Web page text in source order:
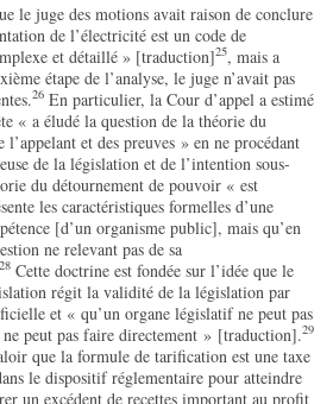
le juge des motions avait raison de conclure
de l’électricité est un code de
et détaillé » [traduction]25, mais a
étape de l’analyse, le juge n’avait pas
26 En particulier, la Cour d’appel a estimé
« a éludé la question de la théorie du
et des preuves » en ne procédant
de la législation et de l’intention sous-
du détournement de pouvoir « est
les caractéristiques formelles d’une
[d’un organisme public], mais qu’en
ne relevant pas de sa
28 Cette doctrine est fondée sur l’idée que le
régit la validité de la législation par
et « qu’un organe législatif ne peut pas
peut pas faire directement » [traduction].29
que la formule de tarification est une taxe
le dispositif réglementaire pour atteindre
un excédent de recettes important au profit